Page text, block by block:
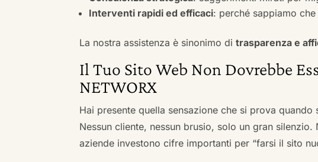
Interventi rapidi ed efficaci: perché sappiamo
La nostra assistenza è sinonimo ditrasparenza e
Il Tuo Sito Web Non Dovrebbe
NETWORX
Hai presente quella sensazione che si prova
Nessun cliente, nessun brusio, solo un gran
aziende investono cifre importanti per “farsi il sito